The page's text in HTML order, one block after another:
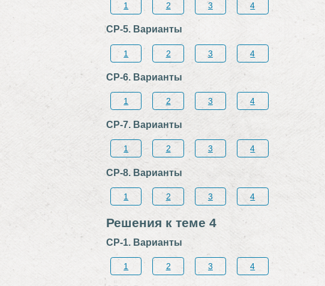
1 2 3 4
СР-5. Варианты
1 2 3 4
СР-6. Варианты
1 2 3 4
СР-7. Варианты
1 2 3 4
СР-8. Варианты
1 2 3 4
Решения к теме 4
СР-1. Варианты
1 2 3 4